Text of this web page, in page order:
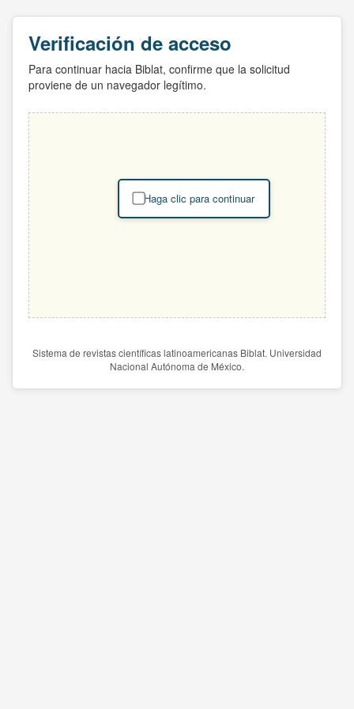
Verificación de acceso
Para continuar hacia Biblat, confirme que la solicitud
proviene de un navegador legítimo.
Haga clic para continuar
Sistema de revistas científicas latinoamericanas Biblat. Universidad
Nacional Autónoma de México.